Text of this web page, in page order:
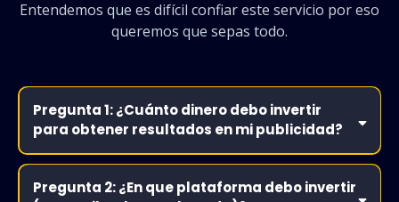
Entendemos que es difícil confiar este servicio por eso
queremos que sepas todo.
Pregunta 1: ¿Cuánto dinero debo invertir
para obtener resultados en mi publicidad?
Pregunta 2: ¿En que plataforma debo invertir